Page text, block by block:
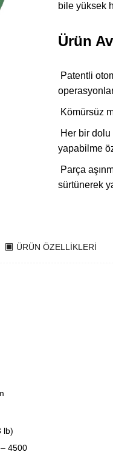
bile yüksek
Ürün
Patentli
Kömürsüz
Her bir
yapabilme
Parça
sürtünerek
ÜRÜN ÖZELLIKLERI
lb)
4500